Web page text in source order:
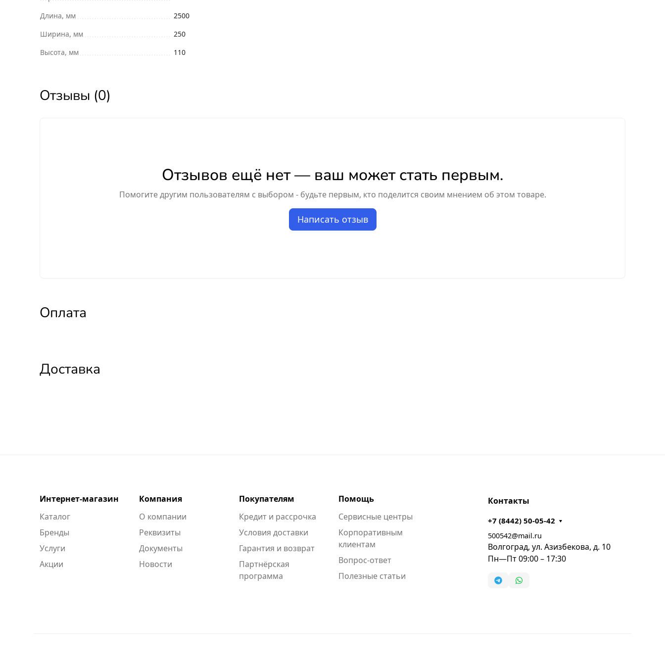
Длина, мм
2500
Ширина, мм
250
Высота, мм
110
Отзывы (0)
Отзывов ещё нет — ваш может стать первым.
Помогите другим пользователям с выбором - будьте первым, кто поделится своим мнением об этом товаре.
Написать отзыв
Оплата
Доставка
Интернет-магазин
Каталог
Бренды
Услуги
Акции
Компания
О компании
Реквизиты
Документы
Новости
Покупателям
Кредит и рассрочка
Условия доставки
Гарантия и возврат
Партнёрская
программа
Помощь
Сервисные центры
Корпоративным
клиентам
Вопрос-ответ
Полезные статьи
Контакты
+7 (8442) 50-05-42
500542@mail.ru
Волгоград, ул. Азизбекова, д. 10
Пн—Пт 09:00 – 17:30